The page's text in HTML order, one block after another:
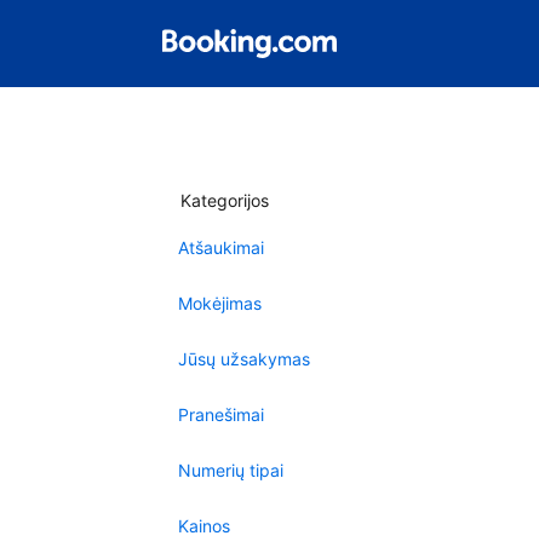
Kategorijos
Atšaukimai
Mokėjimas
Jūsų užsakymas
Pranešimai
Numerių tipai
Kainos